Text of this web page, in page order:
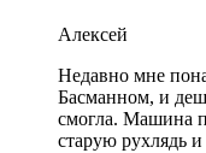
Алексей
Недавно мне
Басманном, и
смогла. Машина
старую рухлядь